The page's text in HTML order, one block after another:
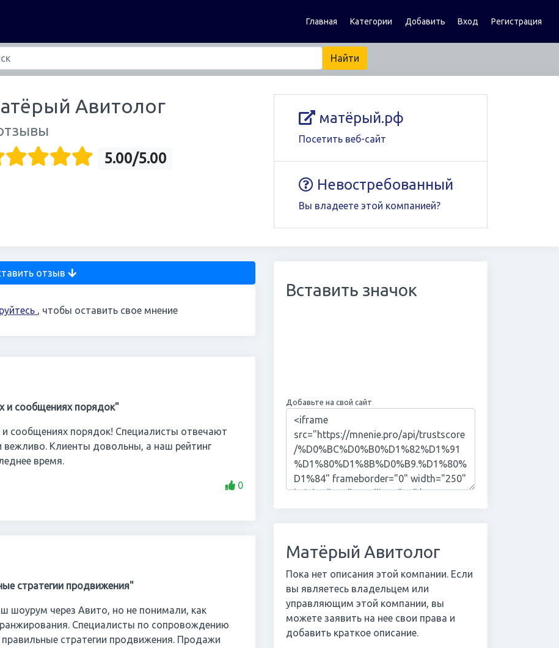
Главная Категории Добавить Вход Регистрация
Авитолог
5.00/5.00
матёрый.рф
Посетить веб-сайт
Невостребованный
Вы владеете этой компанией?
отзыв
, чтобы оставить свое мнение
и сообщениях порядок"
сообщениях порядок! Специалисты отвечают
вежливо. Клиенты довольны, а наш рейтинг
время.
0
стратегии продвижения"
шоурум через Авито, но не понимали, как
Специалисты по сопровождению
стратегии продвижения. Продажи
Вставить значок
Добавьте на свой сайт
Матёрый Авитолог
Пока нет описания этой компании. Если
вы являетесь владельцем или
управляющим этой компании, вы
можете заявить на нее свои права и
добавить краткое описание.